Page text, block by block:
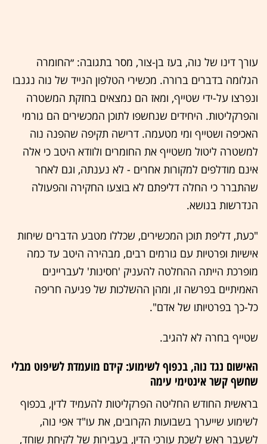
עורך דינו של נוה, בעז בן-צור, מסר בתגובה: ״החומרה
הגלומה בדברים ברורה. מכשירי הטלפון הנייד של נוה נגנבו
ונפרצו על-ידי שטייף, ומאז הם נמצאים בחזקת המשטרה
והפרקליטות. היחידים שנחשפו לתוכן המכשירים הם גורמי
האכיפה ושטייף ומי מטעמה. דרישה תקיפה שהפנה נוה
למשטרה ליטול משטייף את החומרים ולוודא היטב כי אלה
אינם מודלפים למקורות אחרים - לא נענתה, וגם לאחר
שהתברר כי החלה דליפתם לא בוצעו החקירה והפעולה
הנדרשות בנושא.
"כעת, דליפת תוכן המכשירים, שכללו מטבע הדברים שיחות
אישיות ופרטיות עם גורמים רבים, מבהירה היטב עד כמה
מופרכת הייתה ההחלטה להעניק 'חסינות' לעבריינים
האמיתיים בפרשה זו, ומהן ההשלכות של פגיעה חריפה
כל-כך בפרטיותו של אדם".
שטייף בחרה לא להגיב.
האישום נגד נוה, בכפוף לשימוע: קידם מועמדת לשיפוט מבלי
שחשף קשר אינטימי עימה
בראשית החודש החליטה הפרקליטות להעמיד לדין, בכפוף
לשימוע שייערך בשבועות הקרובים, את עו"ד אפי נוה,
לשעבר ראש לשכת עורכי הדין, בעבירות של לקיחת שוחד,